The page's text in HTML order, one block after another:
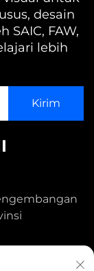
desain
SAIC, FAW,
lebih